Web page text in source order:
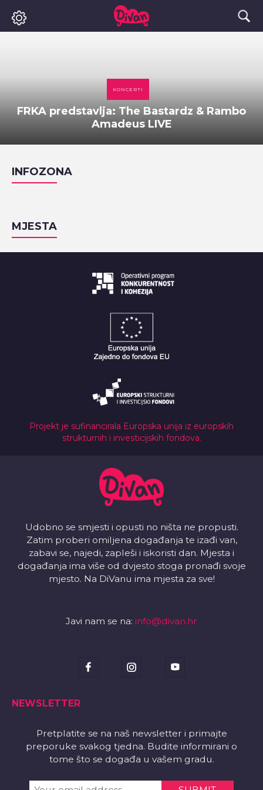
KONCERTI
FRKA predstavlja: The Bastardz & Rambo
Amadeus LIVE
INFOZONA
MJESTA
Projekt je sufinancirala Europska unija iz europskih
strukturnih i investicijskih fondova.
Udobno se smjesti i opusti no ništa ne propusti.
Zatim proberi omiljena događanja te izađi van,
zabavi se, najedi, zapleši i iskoristi dan. Mjesta i
događanja ima više od dvjesto stoga pronađi svoje
mjesto. Na DiVanu ima mjesta za sve!
Javi nam se na: info@divan.hr
NEWSLETTER
Pretplatite se na naš newsletter i primajte
preporuke svakog tjedna. Budite informirani o
tome što se događa u vašem gradu.